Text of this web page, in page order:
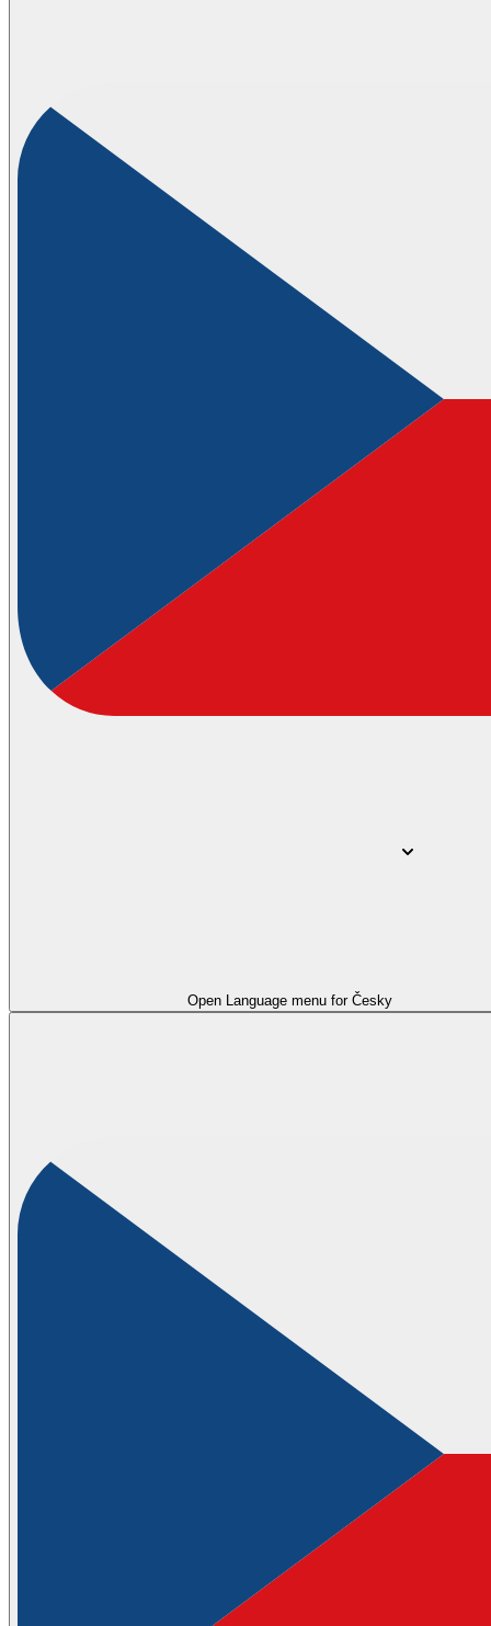
Open Language menu for Česky